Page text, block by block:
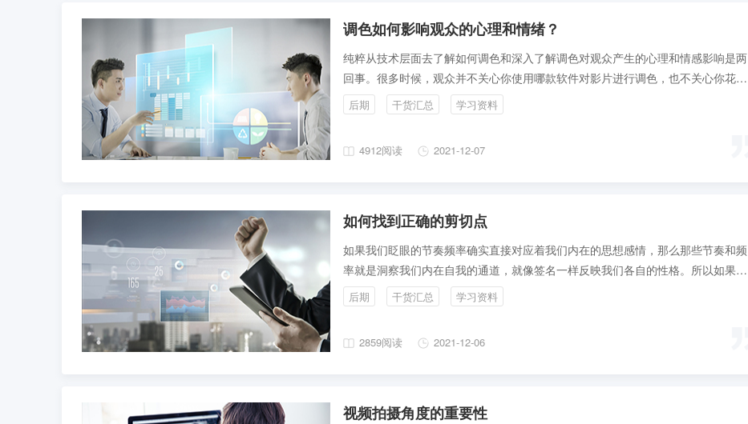
调色如何影响观众的心理和情绪？
纯粹从技术层面去了解如何调色和深入了解调色对观众产生的心理和情感影响是两
回事。很多时候，观众并不关心你使用哪款软件对影片进行调色，也不关心你花了
多少时间去画遮罩窗口和跟踪。观众真正关心的是你的调色，给他们带来的情绪和
感受。
后期 干货汇总 学习资料
4912阅读 2021-12-07
如何找到正确的剪切点
如果我们眨眼的节奏频率确实直接对应着我们内在的思想感情，那么那些节奏和频
率就是洞察我们内在自我的通道，就像签名一样反映我们各自的性格。所以如果一
个演员能成功地把自己投射到角色的情感思绪中，那么她的眨眼会自然地、直觉地
发生在角色在真实生活中该眨眼的时刻。
后期 干货汇总 学习资料
2859阅读 2021-12-06
视频拍摄角度的重要性